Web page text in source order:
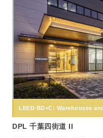
LEED BD+C: Warehouses
DPL 千葉四街道 II